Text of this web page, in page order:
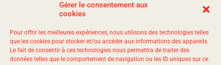
Gérer le consentement aux
cookies
Pour offrir les meilleures expériences, nous utilisons des technologies telles
que les cookies pour stocker et/ou accéder aux informations des appareils.
Le fait de consentir à ces technologies nous permettra de traiter des
données telles que le comportement de navigation ou les ID uniques sur ce
avenue Lavigerie, bureau 50
Québec (Québec) G1V 4P1